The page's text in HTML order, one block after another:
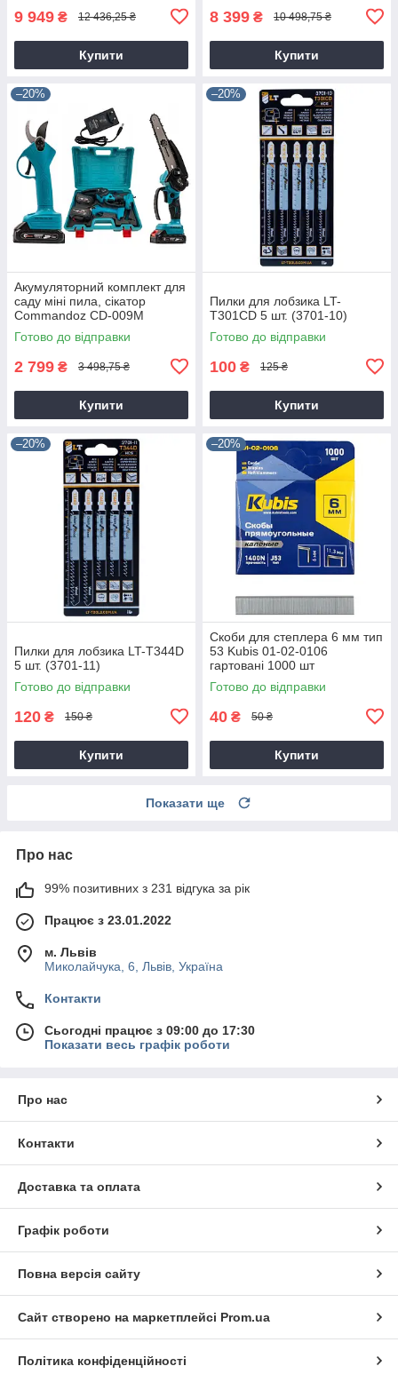
9 949 ₴ 12 436,25 ₴
Купити
8 399 ₴ 10 498,75 ₴
Купити
–20%
Акумуляторний комплект для
саду міні пила, сікатор
Commandoz CD-009M
Готово до відправки
2 799 ₴ 3 498,75 ₴
Купити
–20%
Пилки для лобзика LT-
T301CD 5 шт. (3701-10)
Готово до відправки
100 ₴ 125 ₴
Купити
–20%
Пилки для лобзика LT-T344D
5 шт. (3701-11)
Готово до відправки
120 ₴ 150 ₴
Купити
–20%
Скоби для степлера 6 мм тип
53 Kubis 01-02-0106
гартовані 1000 шт
Готово до відправки
40 ₴ 50 ₴
Купити
Показати ще
Про нас
99% позитивних з 231 відгука за рік
Працює з 23.01.2022
м. Львів
Миколайчука, 6, Львів, Україна
Контакти
Сьогодні працює з 09:00 до 17:30
Показати весь графік роботи
Про нас
Контакти
Доставка та оплата
Графік роботи
Повна версія сайту
Сайт створено на маркетплейсі Prom.ua
Політика конфіденційності